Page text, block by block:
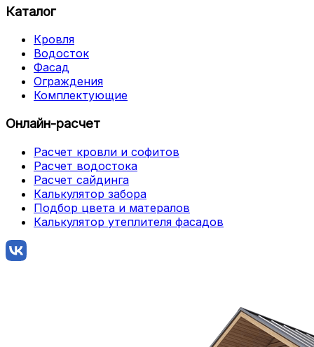
Каталог
Кровля
Водосток
Фасад
Ограждения
Комплектующие
Онлайн-расчет
Расчет кровли и софитов
Расчет водостока
Расчет сайдинга
Калькулятор забора
Подбор цвета и матералов
Калькулятор утеплителя фасадов